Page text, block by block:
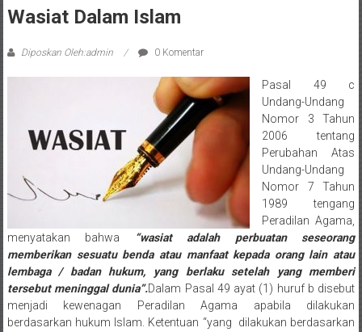
Wonosari,
Klaten,
Magelang,
Solo,
Semarang,
Jakarta,
Bali,
Surabaya,
Wasiat Dalam Islam
Diposkan Oleh:admin 0 Komentar
Pasal 49 c
Undang-Undang
Nomor 3 Tahun
2006 tentang
Perubahan Atas
Undang-Undang
Nomor 7 Tahun
1989 tengang
Peradilan Agama,
menyatakan bahwa “wasiat adalah perbuatan seseorang
memberikan sesuatu benda atau manfaat kepada orang lain atau
lembaga / badan hukum, yang berlaku setelah yang memberi
tersebut meninggal dunia”.Dalam Pasal 49 ayat (1) huruf b disebut
menjadi kewenagan Peradilan Agama apabila dilakukan
berdasarkan hukum Islam. Ketentuan “yang dilakukan berdasarkan